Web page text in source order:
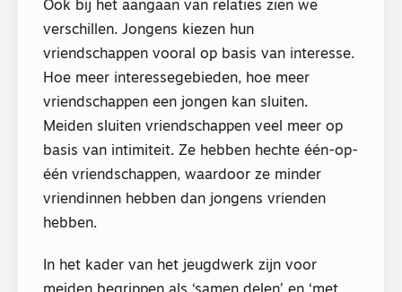
Ook bij het aangaan van relaties zien we
verschillen. Jongens kiezen hun
vriendschappen vooral op basis van interesse.
Hoe meer interessegebieden, hoe meer
vriendschappen een jongen kan sluiten.
Meiden sluiten vriendschappen veel meer op
basis van intimiteit. Ze hebben hechte één-op-
één vriendschappen, waardoor ze minder
vriendinnen hebben dan jongens vrienden
hebben.
In het kader van het jeugdwerk zijn voor